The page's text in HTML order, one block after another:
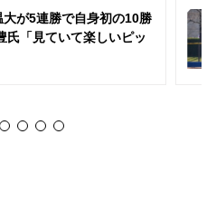
大が5連勝で自身初の10勝
氏「見ていて楽しいピッ